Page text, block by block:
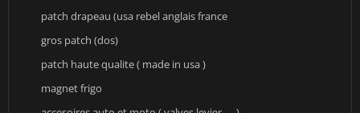
patch drapeau (usa rebel anglais france
gros patch (dos)
patch haute qualite ( made in usa )
magnet frigo